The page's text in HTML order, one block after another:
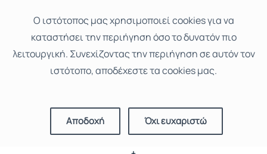
Ο ιστότοπoς μας χρησιμοποιεί cookies για να
καταστήσει την περιήγηση όσο το δυνατόν πιο
λειτουργική. Συνεχίζοντας την περιήγηση σε αυτόν τον
ιστότοπο, αποδέχεστε τα cookies μας.
Αποδοχή Όχι ευχαριστώ